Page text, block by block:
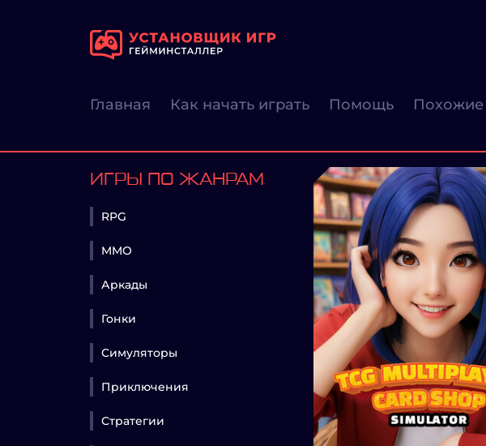
Главная Как начать играть Помощь Похожие
ИГРЫ ПО ЖАНРАМ
RPG
MMO
Аркады
Гонки
Симуляторы
Приключения
Стратегии